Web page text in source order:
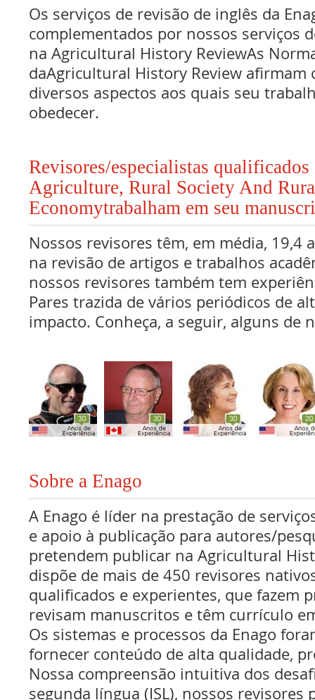
Os serviços de revisão de inglês da
complementados por nossos serviços
na Agricultural History ReviewAs
daAgricultural History Review afirmam
diversos aspectos aos quais seu
obedecer.
Revisores/especialistas
Agriculture, Rural Society And
Economytrabalham em seu
Nossos revisores têm, em média, 19,4
na revisão de artigos e trabalhos
nossos revisores também tem
Pares trazida de vários periódicos de
impacto. Conheça, a seguir, alguns de
Sobre a Enago
A Enago é líder na prestação de
e apoio à publicação para autores/
pretendem publicar na Agricultural
dispõe de mais de 450 revisores
qualificados e experientes, que fazem
revisam manuscritos e têm currículo
Os sistemas e processos da Enago
fornecer conteúdo de alta qualidade,
Nossa compreensão intuitiva dos
segunda língua (ISL), nossos revisores